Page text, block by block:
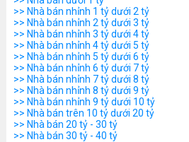
>> Nhà bán nhỉnh 1 tỷ dưới 2 tỷ
>> Nhà bán nhỉnh 2 tỷ dưới 3 tỷ
>> Nhà bán nhỉnh 3 tỷ dưới 4 tỷ
>> Nhà bán nhỉnh 4 tỷ dưới 5 tỷ
>> Nhà bán nhỉnh 5 tỷ dưới 6 tỷ
>> Nhà bán nhỉnh 6 tỷ dưới 7 tỷ
>> Nhà bán nhỉnh 7 tỷ dưới 8 tỷ
>> Nhà bán nhỉnh 8 tỷ dưới 9 tỷ
>> Nhà bán nhỉnh 9 tỷ dưới 10 tỷ
>> Nhà bán trên 10 tỷ dưới 20 tỷ
>> Nhà bán 20 tỷ - 30 tỷ
>> Nhà bán 30 tỷ - 40 tỷ